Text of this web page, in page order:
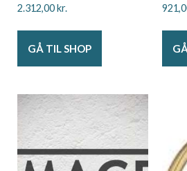
2.312,00kr.
GÅ TIL SHOP